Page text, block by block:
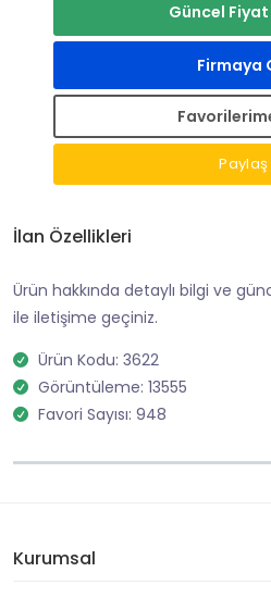
Güncel
Firmaya
Paylaş
İlan Özellikleri
Ürün hakkında detaylı bilgi ve
ile iletişime geçiniz.
Ürün Kodu: 3622
Görüntüleme: 13555
Favori Sayısı: 948
Kurumsal